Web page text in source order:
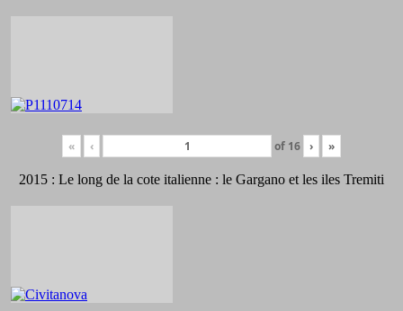
« ‹ of 16 › »
2015 : Le long de la cote italienne : le Gargano et les iles Tremiti